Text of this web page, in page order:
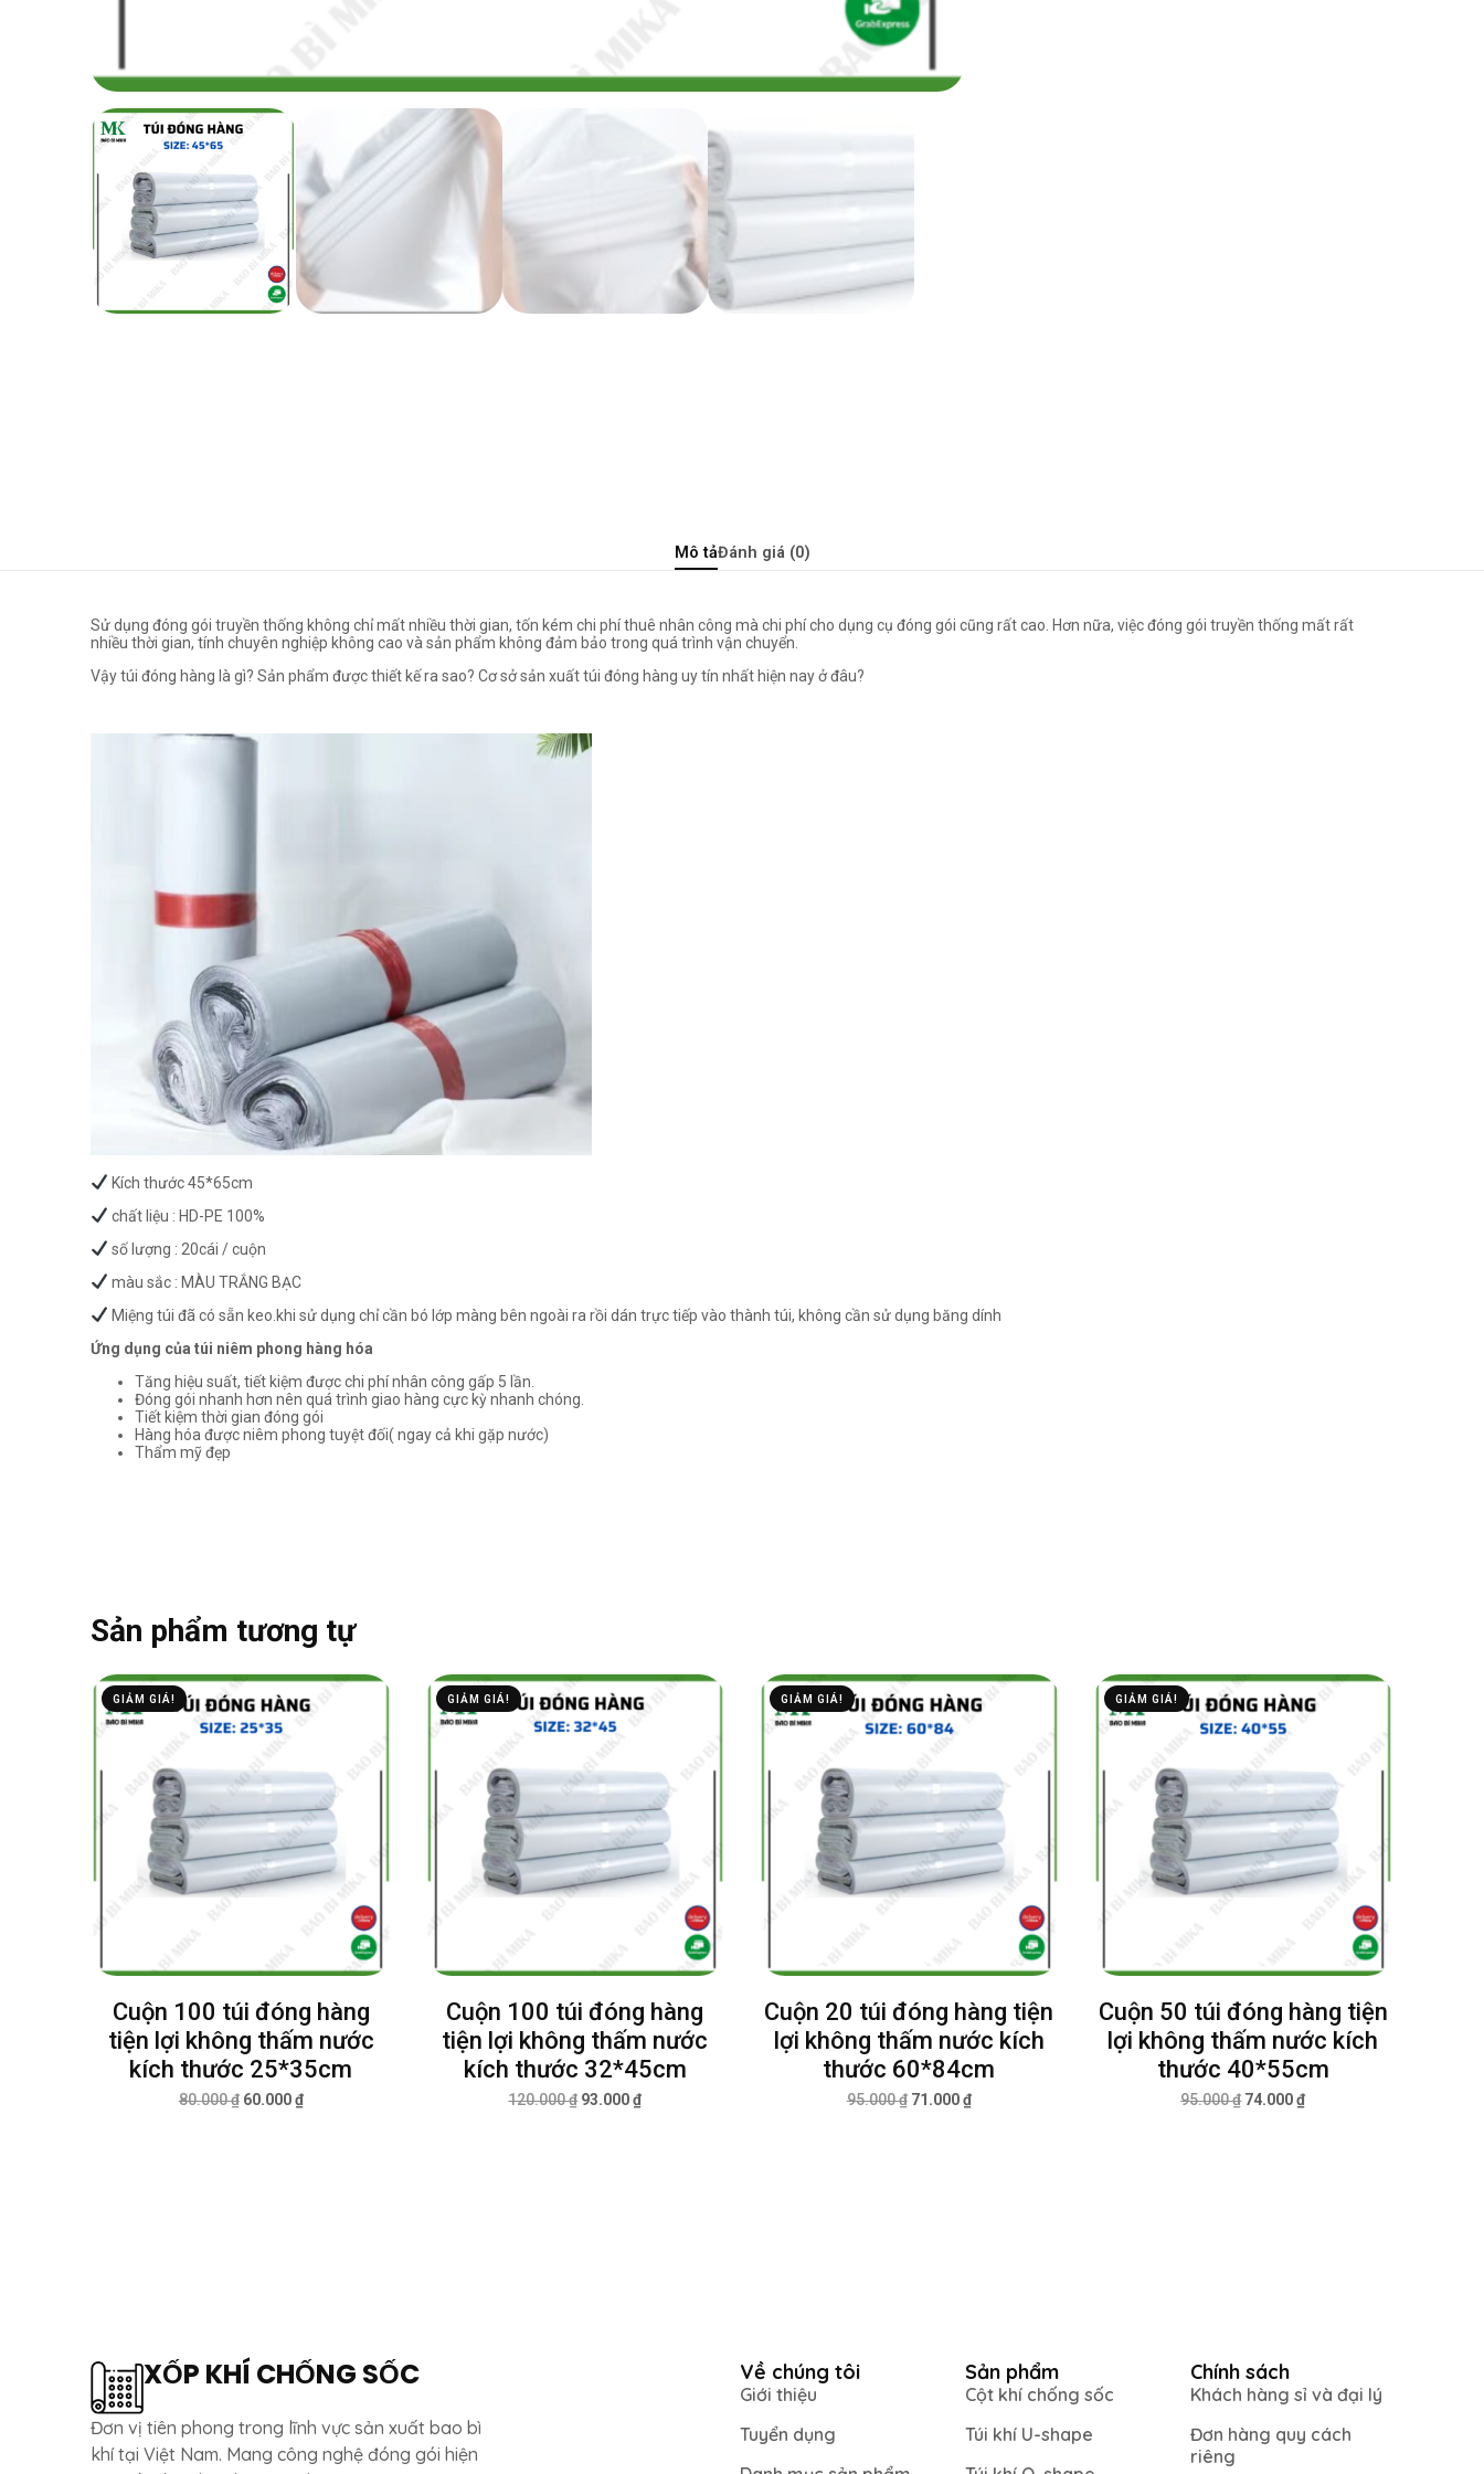
Mô tảĐánh giá (0)
Sử dụng đóng gói truyền thống không chỉ mất nhiều thời gian, tốn kém chi phí thuê nhân công mà chi phí cho dụng cụ đóng gói cũng rất cao. Hơn nữa, việc đóng gói truyền thống mất rất
nhiều thời gian, tính chuyên nghiệp không cao và sản phẩm không đảm bảo trong quá trình vận chuyển.
Vậy túi đóng hàng là gì? Sản phẩm được thiết kế ra sao? Cơ sở sản xuất túi đóng hàng uy tín nhất hiện nay ở đâu?
Kích thước 45*65cm
chất liệu : HD-PE 100%
số lượng : 20cái / cuộn
màu sắc : MÀU TRẮNG BẠC
Miệng túi đã có sẵn keo.khi sử dụng chỉ cần bó lớp màng bên ngoài ra rồi dán trực tiếp vào thành túi, không cần sử dụng băng dính
Ứng dụng của túi niêm phong hàng hóa
Tăng hiệu suất, tiết kiệm được chi phí nhân công gấp 5 lần.
Đóng gói nhanh hơn nên quá trình giao hàng cực kỳ nhanh chóng.
Tiết kiệm thời gian đóng gói
Hàng hóa được niêm phong tuyệt đối( ngay cả khi gặp nước)
Thẩm mỹ đẹp
Sản phẩm tương tự
GIẢM GIÁ!
Cuộn 100 túi đóng hàng
tiện lợi không thấm nước
kích thước 25*35cm
80.000₫ 60.000₫
GIẢM GIÁ!
Cuộn 100 túi đóng hàng
tiện lợi không thấm nước
kích thước 32*45cm
120.000₫ 93.000₫
GIẢM GIÁ!
Cuộn 20 túi đóng hàng tiện
lợi không thấm nước kích
thước 60*84cm
95.000₫ 71.000₫
GIẢM GIÁ!
Cuộn 50 túi đóng hàng tiện
lợi không thấm nước kích
thước 40*55cm
95.000₫ 74.000₫
XỐP KHÍ CHỐNG SỐC
Đơn vị tiên phong trong lĩnh vực sản xuất bao bì
khí tại Việt Nam. Mang công nghệ đóng gói hiện
Về chúng tôi
Giới thiệu
Tuyển dụng
Sản phẩm
Cột khí chống sốc
Túi khí U-shape
Chính sách
Khách hàng sỉ và đại lý
Đơn hàng quy cách
riêng